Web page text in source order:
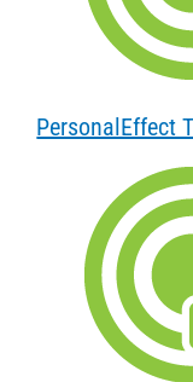
PersonalEffect